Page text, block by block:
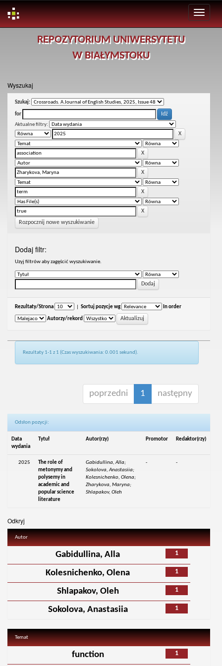
REPOZYTORIUM UNIWERSYTETU
W BIAŁYMSTOKU
Wyszukaj
Szukaj:
for
Aktualne filtry:
Rozpocznij nowe wyszukiwanie
Dodaj filtr:
Uzyj filtrów aby zagęścić wyszukiwanie.
Rezultaty/Strona Sortuj pozycje wg In order
Autorzy/rekord
Rezultaty 1-1 z 1 (Czas wyszukiwania: 0.001 sekund).
poprzedni 1 następny
Odsłon pozycji:
Data
wydania
Tytuł Autor(rzy) Promotor Redaktor(rzy)
2025
The role of
metonymy and
polysemy in
academic and
popular science
literature
Gabidullina, Alla;
Sokolova, Anastasiia;
Kolesnichenko, Olena;
Zharykova, Maryna;
Shlapakov, Oleh
- -
Odkryj
Autor
1
Gabidullina, Alla
1
Kolesnichenko, Olena
1
Shlapakov, Oleh
1
Sokolova, Anastasiia
Temat
1
function